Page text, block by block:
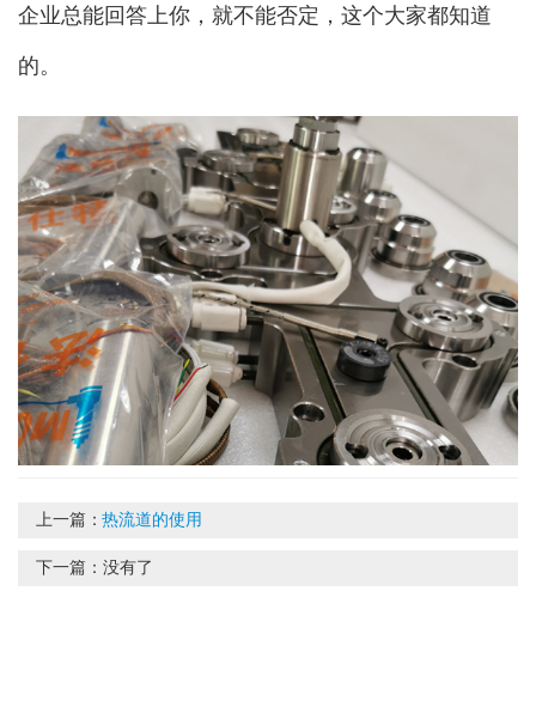
企业总能回答上你，就不能否定，这个大家都知道
的。
上一篇：热流道的使用
下一篇： 没有了